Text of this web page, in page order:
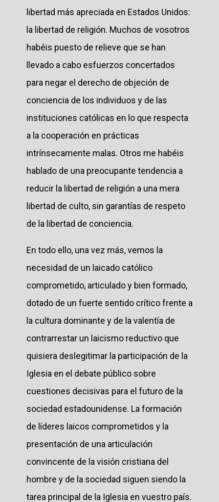
libertad más apreciada en Estados Unidos:
la libertad de religión. Muchos de vosotros
habéis puesto de relieve que se han
llevado a cabo esfuerzos concertados
para negar el derecho de objeción de
conciencia de los individuos y de las
instituciones católicas en lo que respecta
a la cooperación en prácticas
intrínsecamente malas. Otros me habéis
hablado de una preocupante tendencia a
reducir la libertad de religión a una mera
libertad de culto, sin garantías de respeto
de la libertad de conciencia.
En todo ello, una vez más, vemos la
necesidad de un laicado católico
comprometido, articulado y bien formado,
dotado de un fuerte sentido crítico frente a
la cultura dominante y de la valentía de
contrarrestar un laicismo reductivo que
quisiera deslegitimar la participación de la
Iglesia en el debate público sobre
cuestiones decisivas para el futuro de la
sociedad estadounidense. La formación
de líderes laicos comprometidos y la
presentación de una articulación
convincente de la visión cristiana del
hombre y de la sociedad siguen siendo la
tarea principal de la Iglesia en vuestro país.